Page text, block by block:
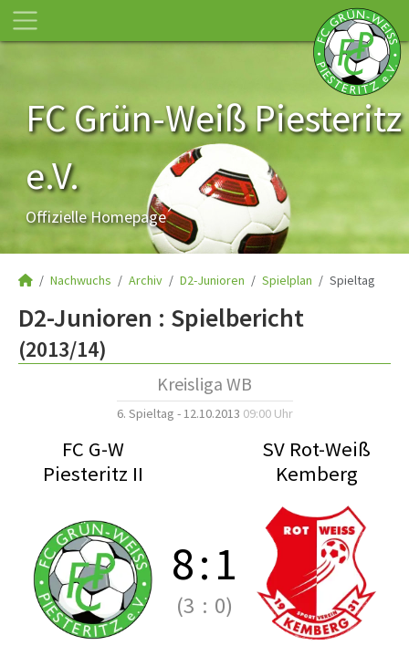
FC Grün-Weiß Piesteritz
e.V.
Offizielle Homepage
Nachwuchs Archiv D2-Junioren Spielplan Spieltag
D2-Junioren : Spielbericht
(2013/14)
Kreisliga WB
6. Spieltag - 12.10.2013 09:00 Uhr
FC G-W
Piesteritz II
SV Rot-Weiß
Kemberg
8:1
(3 : 0)